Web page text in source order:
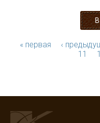
« первая ‹
11